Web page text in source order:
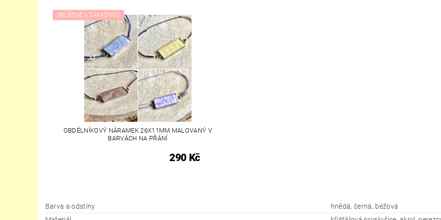
OBLÍBENÉ U ZÁKAZNÍKŮ
OBDÉLNÍKOVÝ NÁRAMEK 26X11MM MALOVANÝ V
BARVÁCH NA PŘÁNÍ
290 Kč
Barva a odstíny
hnědá, černá, béžová